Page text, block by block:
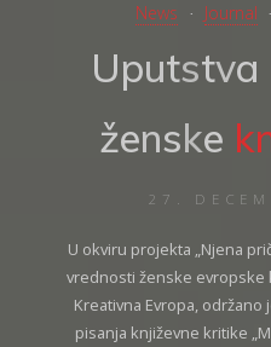
News Journal
Uputstvv
a
a
žž
enn
ske k
27.
U okviru projekta „Njena
vrednosti ženske evropske
Kreativna Evropa,
pisanja književne kritike